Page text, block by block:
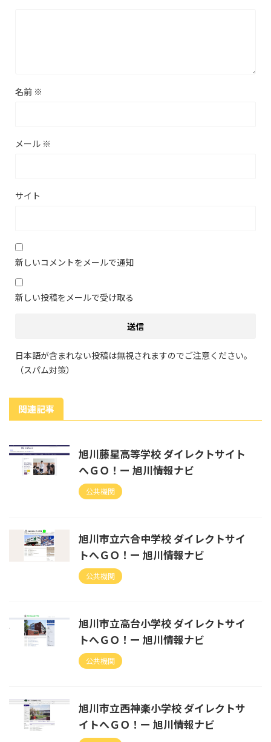
名前 ※
メール ※
サイト
新しいコメントをメールで通知
新しい投稿をメールで受け取る
日本語が含まれない投稿は無視されますのでご注意ください。
（スパム対策）
関連記事
旭川藤星高等学校 ダイレクトサイト
へＧＯ！ー 旭川情報ナビ
公共機関
旭川市立六合中学校 ダイレクトサイ
トへＧＯ！ー 旭川情報ナビ
公共機関
旭川市立高台小学校 ダイレクトサイ
トへＧＯ！ー 旭川情報ナビ
公共機関
旭川市立西神楽小学校 ダイレクトサ
イトへＧＯ！ー 旭川情報ナビ